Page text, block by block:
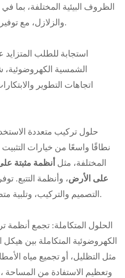
الظروف البيئية المختلفة، بما
والزلازل، مع توفير سهولة التركيب والصيانة.
استجابة للطلب
الشمسية الكهروضوئية،
اتجاهات التطوير
نطاقًا واسعًا من خيارات التثبيت
المختلفة، مثل أنظمة مثبتة
على الأرض، وأنظمة التتبع.
التصميم والتركيب، وتلبية متطلبات المشروع المختلفة.
الكهروضوئية المتكاملة بين
مثل التظليل، أو تجميع مياه
، وتعظيم الاستفادة من المساحة